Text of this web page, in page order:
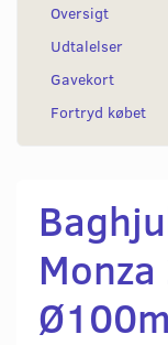
Oversigt
Udtalelser
Gavekort
Fortryd købet